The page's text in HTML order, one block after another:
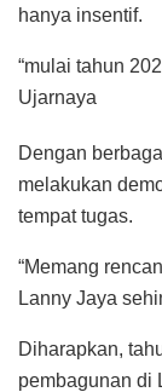
hanya insentif.
“mulai tahun
Ujarnaya
Dengan
melakukan
tempat tugas.
“Memang
Lanny Jaya
Diharapkan,
pembagunan di